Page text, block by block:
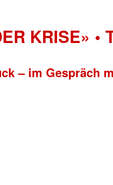
KRISE» •
– im Gespräch